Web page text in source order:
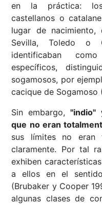
en la práctica: los
castellanos o
lugar de
Sevilla, Toledo o
identificaban
específicos,
sogamosos, por
cacique de Sogamoso
Sin embargo,"indio"
que no eran
sus límites no eran
claramente. Por tal
exhiben
a ellos en el
(Brubaker y Cooper
algunas clases de